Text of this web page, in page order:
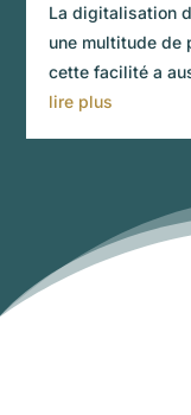
La digitalisation
une multitude de
cette facilité a
lire plus